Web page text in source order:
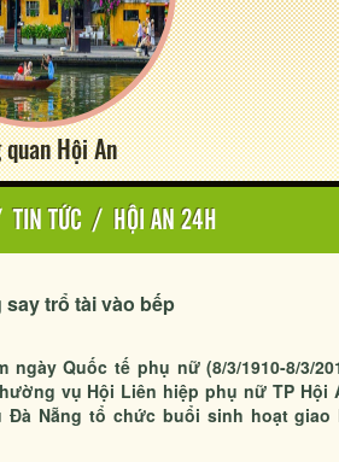
quan Hội An
TIN TỨC / HỘI AN 24H
trổ tài vào bếp
ngày Quốc tế phụ nữ (8/3/1910-8/3/
vụ Hội Liên hiệp phụ nữ TP
Đà Nẵng tổ chức buổi sinh hoạt